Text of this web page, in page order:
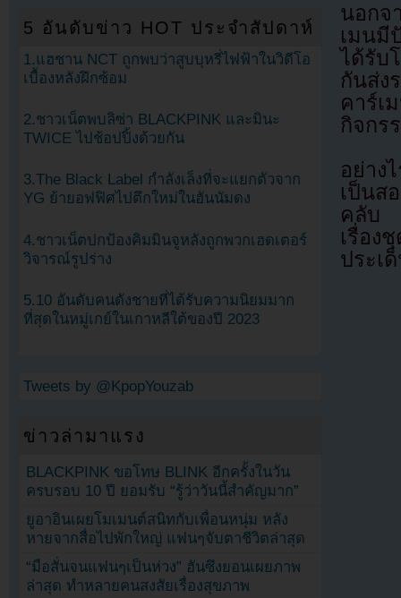
นอกจ
เมนมี
ได้รับ
กันส่ง
คาร์เ
กิจกร
อย่าง
เป็นส
คลับ
เรื่อง
ประเ
5 อันดับข่าว HOT ประจำสัปดาห์
1.แฮชาน NCT ถูกพบว่าสูบบุหรี่ไฟฟ้าในวิดีโอ
เบื้องหลังฝึกซ้อม
2.ชาวเน็ตพบลิซ่า BLACKPINK และมินะ
TWICE ไปช้อปปิ้งด้วยกัน
3.The Black Label กำลังเล็งที่จะแยกตัวจาก
YG ย้ายอฟฟิศไปตึกใหม่ในฮันนัมดง
4.ชาวเน็ตปกป้องคิมมินจูหลังถูกพวกเฮดเตอร์
วิจารณ์รูปร่าง
5.10 อันดับคนดังชายที่ได้รับความนิยมมาก
ที่สุดในหมู่เกย์ในเกาหลีใต้ของปี 2023
Tweets by @KpopYouzab
ข่าวล่ามาแรง
BLACKPINK ขอโทษ BLINK อีกครั้งในวัน
ครบรอบ 10 ปี ยอมรับ “รู้ว่าวันนี้สำคัญมาก”
ยูอาอินเผยโมเมนต์สนิทกับเพื่อนหนุ่ม หลัง
หายจากสื่อไปพักใหญ่ แฟนๆจับตาชีวิตล่าสุด
“มือสั่นจนแฟนๆเป็นห่วง” ฮันซึงยอนเผยภาพ
ล่าสุด ทำหลายคนสงสัยเรื่องสุขภาพ